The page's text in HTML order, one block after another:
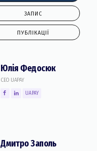
ЗАПИС
ПУБЛІКАЦІЇ
Юлія Федосюк
CEO UAPAY
UAPAY
Дмитро Заполь